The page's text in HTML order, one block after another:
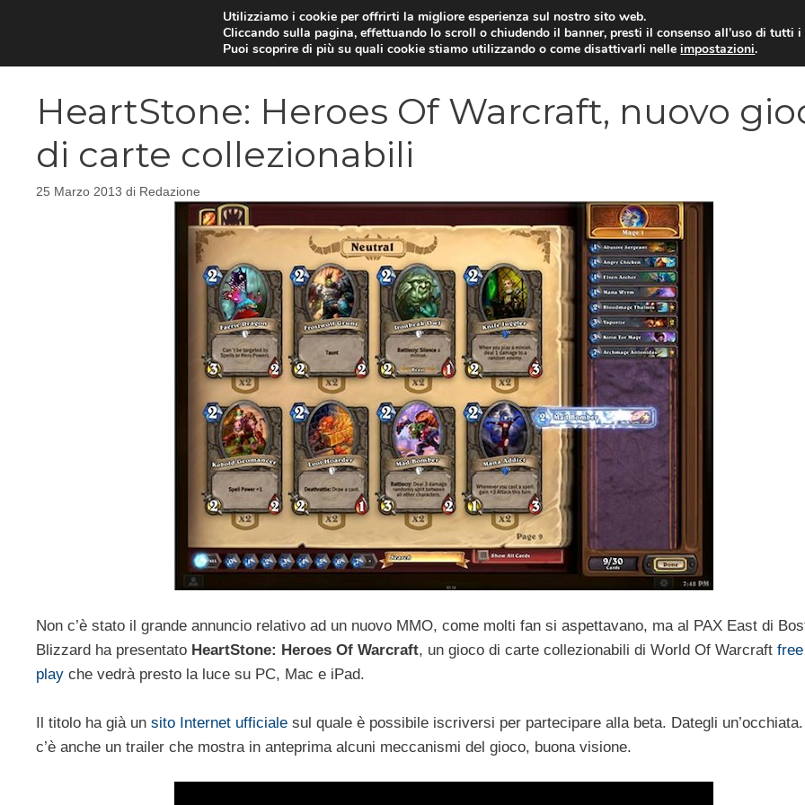
VIDEOGIOCHI NEWS
HeartStone: Heroes Of Warcraft, nuovo
di carte collezionabili
25 Marzo 2013 di Redazione
Non c’è stato il grande annuncio relativo ad un nuovo MMO, come molti fan si aspettavano, ma al PAX East di
Blizzard ha presentato HeartStone: Heroes Of Warcraft, un gioco di carte collezionabili di World Of Warcraft
play che vedrà presto la luce su PC, Mac e iPad.
Il titolo ha già un sito Internet ufficiale sul quale è possibile iscriversi per partecipare alla beta. Dategli
c’è anche un trailer che mostra in anteprima alcuni meccanismi del gioco, buona visione.
Utilizziamo i cookie per offrirti la migliore esperienza sul nostro sito web.
Cliccando sulla pagina, effettuando lo scroll o chiudendo il banner, presti il consenso all’uso di tutti i
Puoi scoprire di più su quali cookie stiamo utilizzando o come disattivarli nelleimpostazioni.